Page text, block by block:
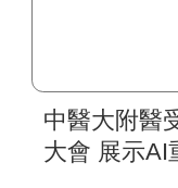
中醫大附醫
大會 展示AI